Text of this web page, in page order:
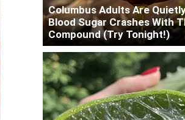
Columbus Adults Are
Blood Sugar Crashes With
Compound (Try Tonight!)